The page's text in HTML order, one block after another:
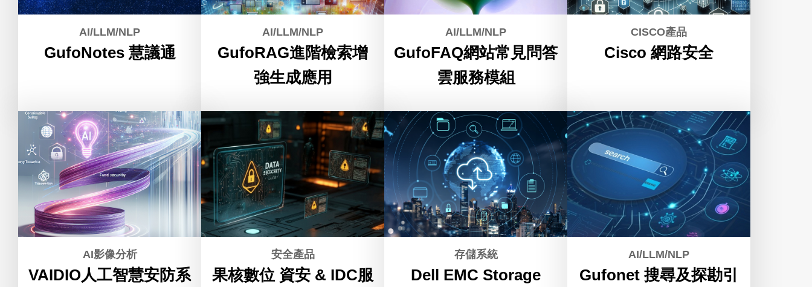
AI/LLM/NLP
GufoNotes 慧議通
AI/LLM/NLP
GufoRAG進階檢索增
強生成應用
AI/LLM/NLP
GufoFAQ網站常見問答
雲服務模組
CISCO產品
Cisco 網路安全
AI影像分析
VAIDIO人工智慧安防系
安全產品
果核數位 資安 & IDC服
存儲系統
Dell EMC Storage
AI/LLM/NLP
Gufonet 搜尋及探勘引